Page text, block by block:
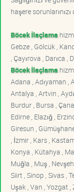
haşere sorunlarınızı
Böcek İlaçlama
Gebze , Gölcük ,
, Çayırova , Darıca
Böcek İlaçlama
Adana , Adıyaman ,
Antalya , Artvin ,
Burdur , Bursa ,
Edirne , Elazığ ,
Giresun ,
, İzmir , Kars ,
Konya , Kütahya ,
Muğla , Muş ,
Siirt , Sinop , Sivas ,
Uşak , Van , Yozgat